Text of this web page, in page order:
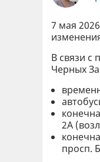
7 мая
В связи с
Черных
2А
просп.